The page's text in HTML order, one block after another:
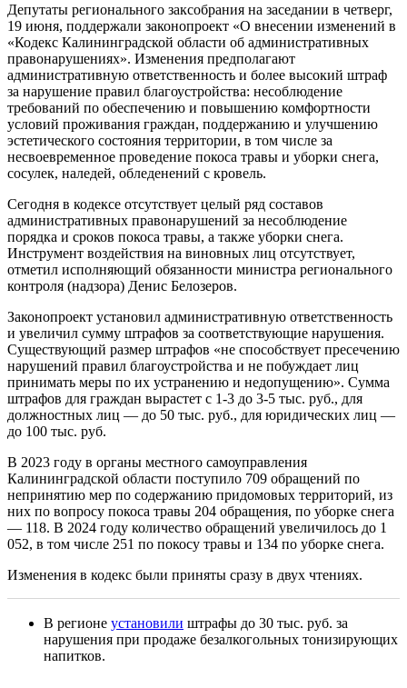
Депутаты регионального заксобрания на заседании в четверг,
19 июня, поддержали законопроект «О внесении изменений в
«Кодекс Калининградской области об административных
правонарушениях». Изменения предполагают
административную ответственность и более высокий штраф
за нарушение правил благоустройства: несоблюдение
требований по обеспечению и повышению комфортности
условий проживания граждан, поддержанию и улучшению
эстетического состояния территории, в том числе за
несвоевременное проведение покоса травы и уборки снега,
сосулек, наледей, обледенений с кровель.
Сегодня в кодексе отсутствует целый ряд составов
административных правонарушений за несоблюдение
порядка и сроков покоса травы, а также уборки снега.
Инструмент воздействия на виновных лиц отсутствует,
отметил исполняющий обязанности министра регионального
контроля (надзора) Денис Белозеров.
Законопроект установил административную ответственность
и увеличил сумму штрафов за соответствующие нарушения.
Существующий размер штрафов «не способствует пресечению
нарушений правил благоустройства и не побуждает лиц
принимать меры по их устранению и недопущению». Сумма
штрафов для граждан вырастет с 1-3 до 3-5 тыс. руб., для
должностных лиц — до 50 тыс. руб., для юридических лиц —
до 100 тыс. руб.
В 2023 году в органы местного самоуправления
Калининградской области поступило 709 обращений по
непринятию мер по содержанию придомовых территорий, из
них по вопросу покоса травы 204 обращения, по уборке снега
— 118. В 2024 году количество обращений увеличилось до 1
052, в том числе 251 по покосу травы и 134 по уборке снега.
Изменения в кодекс были приняты сразу в двух чтениях.
В регионе установили штрафы до 30 тыс. руб. за
нарушения при продаже безалкогольных тонизирующих
напитков.